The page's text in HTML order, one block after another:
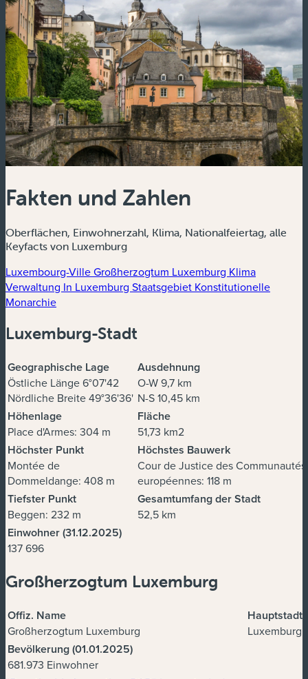
Fakten und Zahlen
Oberflächen, Einwohnerzahl, Klima, Nationalfeiertag, alle
Keyfacts von Luxemburg
Luxembourg-VilleGroßherzogtum Luxemburg Klima
Verwaltung In Luxemburg Staatsgebiet Konstitutionelle
Monarchie
Luxemburg-Stadt
Geographische Lage
Östliche Länge 6°07'42
Nördliche Breite 49°36'36'
Ausdehnung
O-W 9,7 km
N-S 10,45 km
Höhenlage
Place d'Armes: 304 m
Fläche
51,73 km2
Höchster Punkt
Montée de
Dommeldange: 408 m
Höchstes Bauwerk
Cour de Justice des Communautés
européennes: 118 m
Tiefster Punkt
Beggen: 232 m
Gesamtumfang der Stadt
52,5 km
Einwohner (31.12.2025)
137 696
Großherzogtum Luxemburg
Offiz. Name
Großherzogtum Luxemburg
Hauptstadt
Luxemburg
Bevölkerung (01.01.2025)
681.973 Einwohner